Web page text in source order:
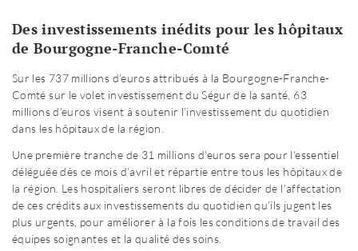
Des investissements inédits pour les hôpitaux
de Bourgogne-Franche-Comté
Sur les 737 millions d’euros attribués à la Bourgogne-Franche-
Comté sur le volet investissement du Ségur de la santé, 63
millions d’euros visent à soutenir l’investissement du quotidien
dans les hôpitaux de la région.
Une première tranche de 31 millions d’euros sera pour l’essentiel
déléguée dès ce mois d’avril et répartie entre tous les hôpitaux de
la région. Les hospitaliers seront libres de décider de l’affectation
de ces crédits aux investissements du quotidien qu’ils jugent les
plus urgents, pour améliorer à la fois les conditions de travail des
équipes soignantes et la qualité des soins.